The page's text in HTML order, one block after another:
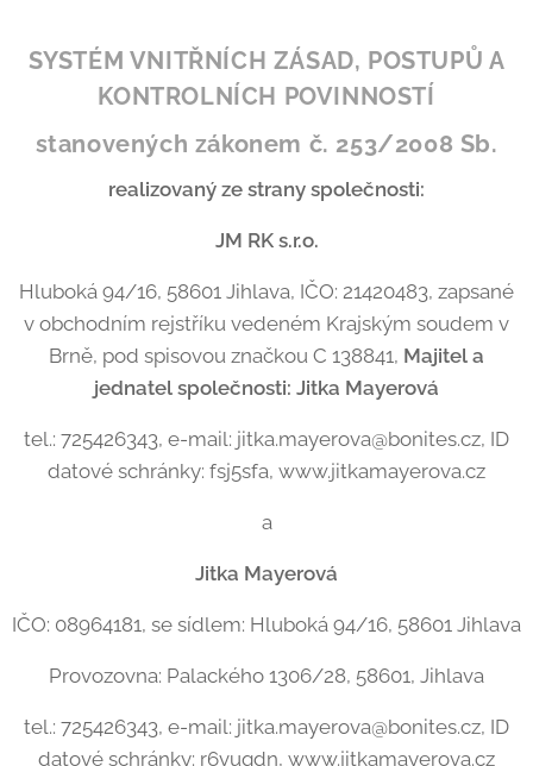
SYSTÉM VNITŘNÍCH ZÁSAD, POSTUPŮ A
KONTROLNÍCH POVINNOSTÍ
stanovených zákonem č. 253/2008 Sb.
realizovaný ze strany společnosti:
JM RK s.r.o.
Hluboká 94/16, 58601 Jihlava, IČO: 21420483, zapsané
v obchodním rejstříku vedeném Krajským soudem v
Brně, pod spisovou značkou C 138841, Majitel a
jednatel společnosti: Jitka Mayerová
tel.: 725426343, e-mail: jitka.mayerova@bonites.cz, ID
datové schránky: fsj5sfa, www.jitkamayerova.cz
a
Jitka Mayerová
IČO: 08964181, se sídlem: Hluboká 94/16, 58601 Jihlava
Provozovna: Palackého 1306/28, 58601, Jihlava
tel.: 725426343, e-mail: jitka.mayerova@bonites.cz, ID
datové schránky: r6vuqdn, www.jitkamayerova.cz